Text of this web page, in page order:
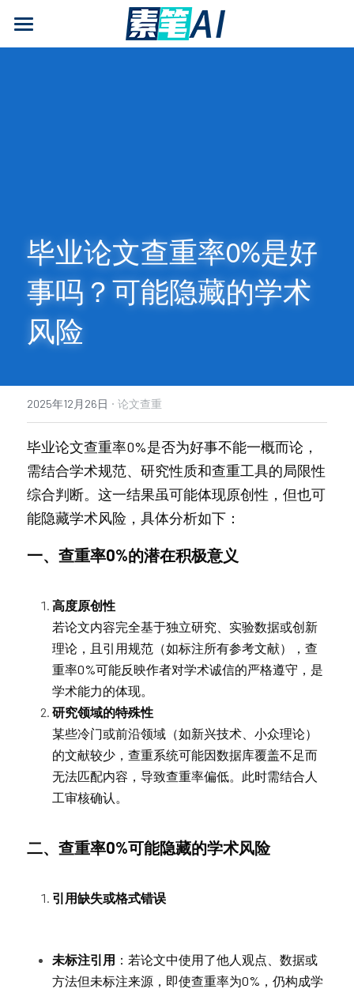
AI论文写作
AI知识专栏
免费福利
毕业论文查重率0%是好
事吗？可能隐藏的学术
风险
2025年12月26日 · 论文查重
毕业论文查重率0%是否为好事不能一概而论，
需结合学术规范、研究性质和查重工具的局限性
综合判断。这一结果虽可能体现原创性，但也可
能隐藏学术风险，具体分析如下：
一、查重率0%的潜在积极意义
高度原创性
若论文内容完全基于独立研究、实验数据或创新
理论，且引用规范（如标注所有参考文献），查
重率0%可能反映作者对学术诚信的严格遵守，是
学术能力的体现。
研究领域的特殊性
某些冷门或前沿领域（如新兴技术、小众理论）
的文献较少，查重系统可能因数据库覆盖不足而
无法匹配内容，导致查重率偏低。此时需结合人
工审核确认。
二、查重率0%可能隐藏的学术风险
引用缺失或格式错误
未标注引用 ：若论文中使用了他人观点、数据或
方法但未标注来源，即使查重率为0%，仍构成学